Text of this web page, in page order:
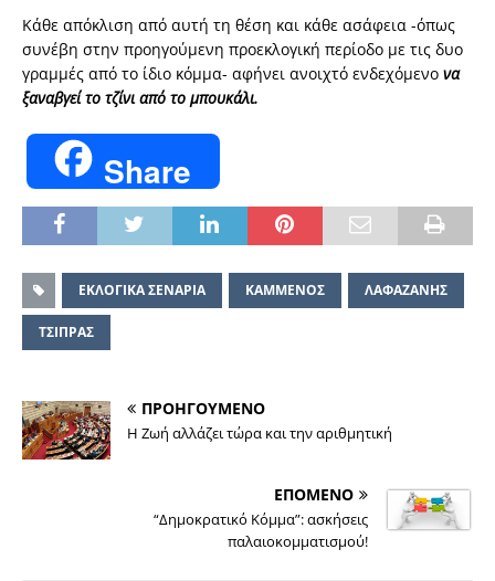
Κάθε απόκλιση από αυτή τη θέση και κάθε ασάφεια -όπως
συνέβη στην προηγούμενη προεκλογική περίοδο με τις δυο
γραμμές από το ίδιο κόμμα- αφήνει ανοιχτό ενδεχόμενο να
ξαναβγεί το τζίνι από το μπουκάλι.
Share
ΕΚΛΟΓΙΚΑ ΣΕΝΑΡΙΑ ΚΑΜΜΕΝΟΣ ΛΑΦΑΖΑΝΗΣ
ΤΣΙΠΡΑΣ
ΠΡΟΗΓΟΥΜΕΝΟ
Η Ζωή αλλάζει τώρα και την αριθμητική
ΕΠΟΜΕΝΟ
“Δημοκρατικό Κόμμα”: ασκήσεις
παλαιοκομματισμού!